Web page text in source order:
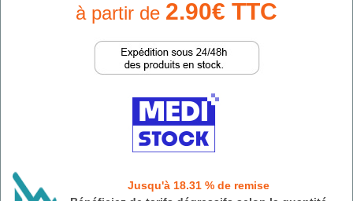
à partir de 2.90€ TTC
Jusqu'à 18.31 % de remise